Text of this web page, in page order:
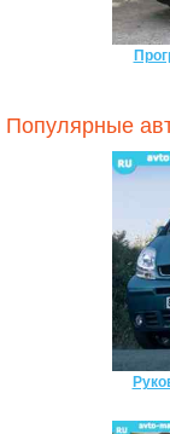
Популярные